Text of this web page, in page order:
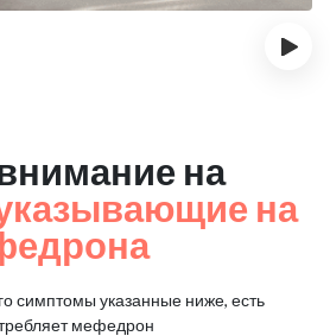
›
на
на
симптомы указанные ниже, есть
мефедрон